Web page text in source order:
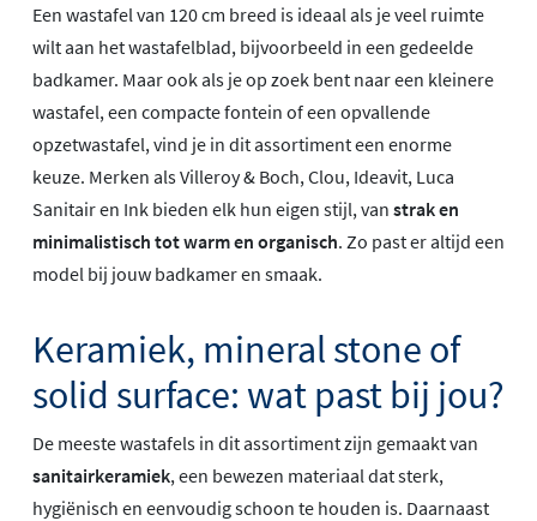
Een wastafel van 120 cm breed is ideaal als je veel ruimte
wilt aan het wastafelblad, bijvoorbeeld in een gedeelde
badkamer. Maar ook als je op zoek bent naar een kleinere
wastafel, een compacte fontein of een opvallende
opzetwastafel, vind je in dit assortiment een enorme
keuze. Merken als Villeroy & Boch, Clou, Ideavit, Luca
Sanitair en Ink bieden elk hun eigen stijl, van strak en
minimalistisch tot warm en organisch. Zo past er altijd een
model bij jouw badkamer en smaak.
Keramiek, mineral stone of
solid surface: wat past bij jou?
De meeste wastafels in dit assortiment zijn gemaakt van
sanitairkeramiek, een bewezen materiaal dat sterk,
hygiënisch en eenvoudig schoon te houden is. Daarnaast